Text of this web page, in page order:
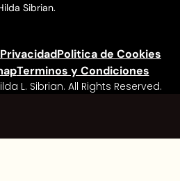
Sibrian.
Politica de Cookies
Terminos y Condiciones
L. Sibrian. All Rights Reserved.